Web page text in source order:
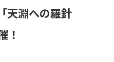
天淵への羅針
！